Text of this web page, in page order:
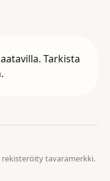
Tarkista
rekisteröity tavaramerkki.